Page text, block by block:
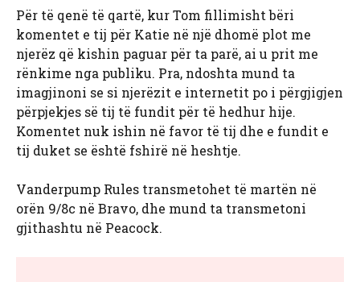
Për të qenë të qartë, kur Tom fillimisht bëri
komentet e tij për Katie në një dhomë plot me
njerëz që kishin paguar për ta parë, ai u prit me
rënkime nga publiku. Pra, ndoshta mund ta
imagjinoni se si njerëzit e internetit po i përgjigjen
përpjekjes së tij të fundit për të hedhur hije.
Komentet nuk ishin në favor të tij dhe e fundit e
tij duket se është fshirë në heshtje.
Vanderpump Rules transmetohet të martën në
orën 9/8c në Bravo, dhe mund ta transmetoni
gjithashtu në Peacock.